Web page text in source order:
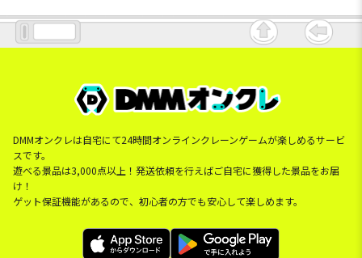
DMMオンクレは自宅にて24時間オンラインクレーンゲームが楽しめるサービ
スです。
遊べる景品は3,000点以上！発送依頼を行えばご自宅に獲得した景品をお届
け！
ゲット保証機能があるので、初心者の方でも安心して楽しめます。